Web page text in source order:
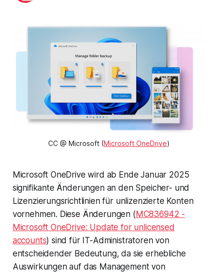
CC @ Microsoft (Microsoft OneDrive)
Microsoft OneDrive wird ab Ende Januar 2025
signifikante Änderungen an den Speicher- und
Lizenzierungsrichtlinien für unlizenzierte Konten
vornehmen. Diese Änderungen (MC836942 -
Microsoft OneDrive: Update for unlicensed
accounts) sind für IT-Administratoren von
entscheidender Bedeutung, da sie erhebliche
Auswirkungen auf das Management von